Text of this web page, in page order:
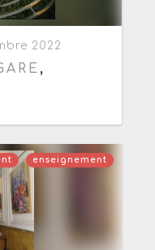
2022
,
enseignement